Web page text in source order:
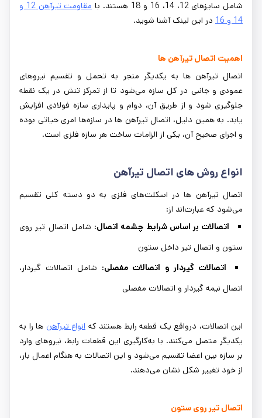
شامل سایزهای 12، 14، 16 و 18 هستند. با
مقاومت تیرآهن 12 و
14 و 16
در این لینک آشنا شوید.
اهمیت اتصال تیرآهن ‌ها
اتصال تیرآهن‌ ها به یکدیگر منجر به تحمل و تقسیم نیروهای
عمودی و جانبی در کل سازه می‌شود تا از تمرکز تنش در یک نقطه
جلوگیری شود و از طریق آن، دوام و پایداری سازه فولادی افزایش
یابد. به همین دلیل، اتصال تیرآهن ‌ها در سازه‌ها امری حیاتی بوده
و اجرای صحیح آن، یکی از الزامات ساخت هر سازه فلزی است.
انواع روش ‌های اتصال تیرآهن
اتصال تیرآهن‌ ها در اسکلت‌های فلزی به دو دسته کلی تقسیم
می‌شود که عبارت‌اند از:
اتصالات بر اساس شرایط چشمه اتصال: شامل اتصال تیر روی
ستون و اتصال تیر داخل ستون
اتصالات گیردار و اتصالات مفصلی: شامل اتصالات گیردار،
اتصال نیمه گیردار و اتصالات مفصلی
این اتصالات، درواقع یک قطعه رابط هستند که انواع تیرآهن‌ ها را به
یکدیگر متصل می‌کنند. با به‌کارگیری این قطعات رابط، نیروهای وارد
بر سازه بین اعضا تقسیم می‌شود و این اتصالات به هنگام اعمال بار،
از خود تغییر شکل نشان می‌دهند.
اتصال تیر روی ستون